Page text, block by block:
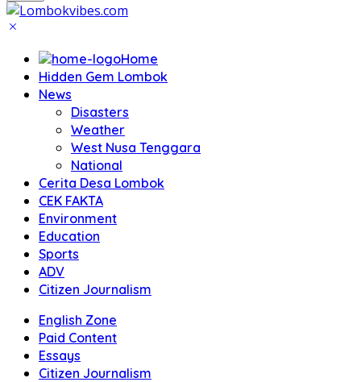
Home
Hidden Gem Lombok
News
Disasters
Weather
West Nusa Tenggara
National
Cerita Desa Lombok
CEK FAKTA
Environment
Education
Sports
ADV
Citizen Journalism
English Zone
Paid Content
Essays
Citizen Journalism